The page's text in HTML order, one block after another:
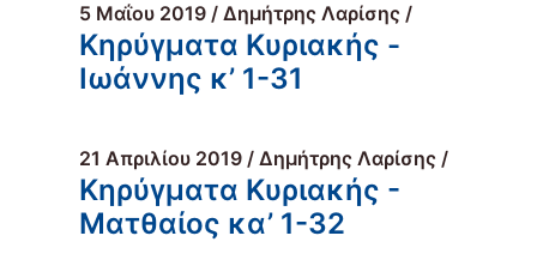
5 Μαΐου 2019 / Δημήτρης Λαρίσης /
Κηρύγματα Κυριακής -
Ιωάννης κ’ 1-31
21 Απριλίου 2019 / Δημήτρης Λαρίσης /
Κηρύγματα Κυριακής -
Ματθαίος κα’ 1-32